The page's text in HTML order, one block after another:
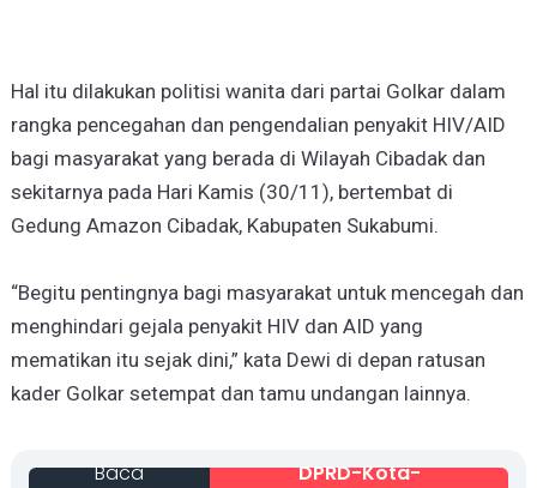
Hal itu dilakukan politisi wanita dari partai Golkar dalam
rangka pencegahan dan pengendalian penyakit HIV/AID
bagi masyarakat yang berada di Wilayah Cibadak dan
sekitarnya pada Hari Kamis (30/11), bertembat di
Gedung Amazon Cibadak, Kabupaten Sukabumi.
“Begitu pentingnya bagi masyarakat untuk mencegah dan
menghindari gejala penyakit HIV dan AID yang
mematikan itu sejak dini,” kata Dewi di depan ratusan
kader Golkar setempat dan tamu undangan lainnya.
Baca
DPRD-Kota-